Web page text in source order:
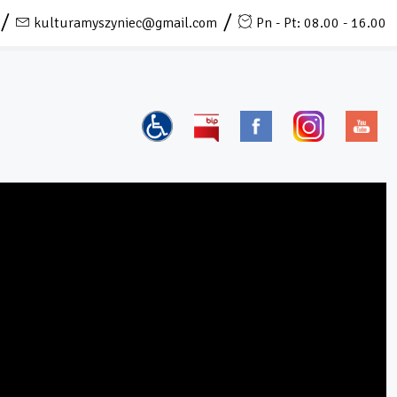
kulturamyszyniec@gmail.com Pn - Pt: 08.00 - 16.00